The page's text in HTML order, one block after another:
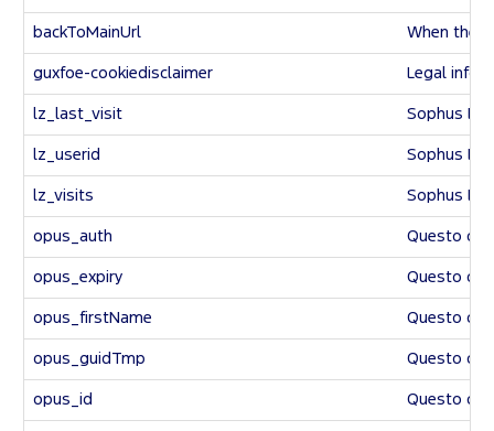
backToMainUrl When the
guxfoe-cookiedisclaimer Legal
lz_last_visit Sophus
lz_userid Sophus
lz_visits Sophus
opus_auth Questo
opus_expiry Questo
opus_firstName Questo
opus_guidTmp Questo
opus_id Questo